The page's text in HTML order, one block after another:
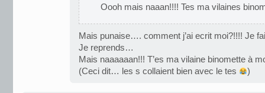
Oooh mais naaan!!!! Tes ma vilaines
Mais punaise…. comment j’ai ecrit moi?!!!! Je
Je reprends…
Mais naaaaaan!!! T’es ma vilaine binomette à
(Ceci dit… les s collaient bien avec le tes
)